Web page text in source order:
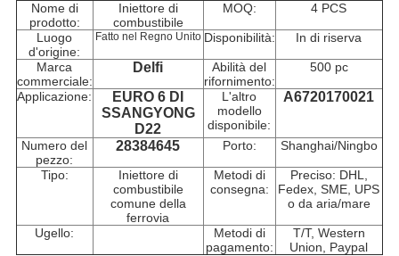
Nome di
prodotto:
Iniettore di
combustibile
MOQ: 4 PCS
Luogo
d'origine:
Fatto nel Regno Unito Disponibilità: In di riserva
Marca
commerciale:
Delfi
Abilità del
rifornimento:
500 pc
Applicazione:
EURO 6 DI
SSANGYONG
D22
L'altro
modello
disponibile:
A6720170021
Numero del
pezzo:
28384645 Porto: Shanghai/Ningbo
Tipo:
Iniettore di
combustibile
comune della
ferrovia
Metodi di
consegna:
Preciso: DHL,
Fedex, SME, UPS
o da aria/mare
Ugello:
Metodi di
pagamento:
T/T, Western
Union, Paypal